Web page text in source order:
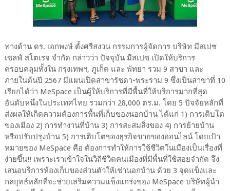
ทางด้าน ดร. เอกพงษ์ ตั้งศรีสงวน กรรมการผู้จัดการ บริษัท มีสเปซ
เซลฟ์ สโตเรจ จำกัด กล่าวว่า ปัจจุบัน มีสเปซ เปิดให้บริการ
ครอบคลุมทั้งใน กรุงเทพฯ, ภูเก็ต และ พัทยา รวม 9 สาขา และ
ภายในต้นปี 2567 มีแผนเปิดสาขารัชดา-พระราม 9 ซึ่งเป็นสาขาที่ 10
เรียกได้ว่า MeSpace เป็นผู้ให้บริการที่มีพื้นที่ให้บริการมากที่สุด
อันดับหนึ่งในประเทศไทย รวมกว่า 28,000 ตร.ม. โดย 5 ปัจจัยหลักที่
ส่งผลให้เกิดความต้องการพื้นที่เก็บของนอกบ้าน ได้แก่ 1) การเติบโต
ของเมือง 2) การทำงานที่บ้าน 3) การสะสมสิ่งของ 4) การย้ายบ้าน
หรือปรับปรุงบ้าน 5) การเติบโตของธุรกิจขายของออนไลน์ โดยเป้า
หมายของ MeSpace คือ ต้องการทำให้การใช้ชีวิตในเมืองเป็นเรื่องที่
ง่ายขึ้น!! เพราะเราเข้าใจในวิถีชีวิตคนเมืองที่มีพื้นที่ใช้สอยจำกัด จึง
เสนอบริการห้องเก็บของส่วนตัวให้เช่านอกบ้าน ด้วย 3 จุดแข็งและ
กลยุทธ์หลักที่จะช่วยเสริมความแข็งแกร่งของ MeSpace บริษัทผู้นำ